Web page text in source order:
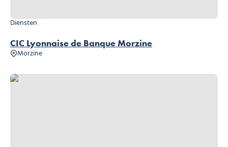
CIC Lyonnaise de Banque Morzine
Diensten
Morzine
Crédit Agricole des Savoie